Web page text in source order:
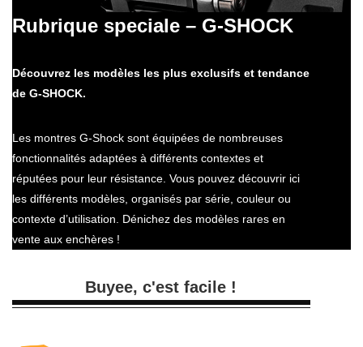
Rubrique speciale – G-SHOCK
Découvrez les modèles les plus exclusifs et tendance
de G-SHOCK.
Les montres G-Shock sont équipées de nombreuses
fonctionnalités adaptées à différents contextes et
réputées pour leur résistance. Vous pouvez découvrir ici
les différents modèles, organisés par série, couleur ou
contexte d’utilisation. Dénichez des modèles rares en
vente aux enchères !
Buyee, c'est facile !